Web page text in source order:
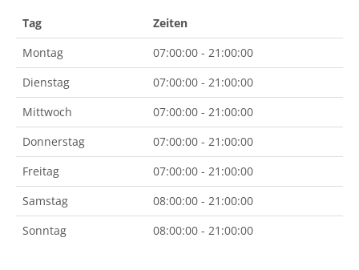
Tag
Zeiten
Montag
07:00:00 - 21:00:00
Dienstag
07:00:00 - 21:00:00
Mittwoch
07:00:00 - 21:00:00
Donnerstag
07:00:00 - 21:00:00
Freitag
07:00:00 - 21:00:00
Samstag
08:00:00 - 21:00:00
Sonntag
08:00:00 - 21:00:00